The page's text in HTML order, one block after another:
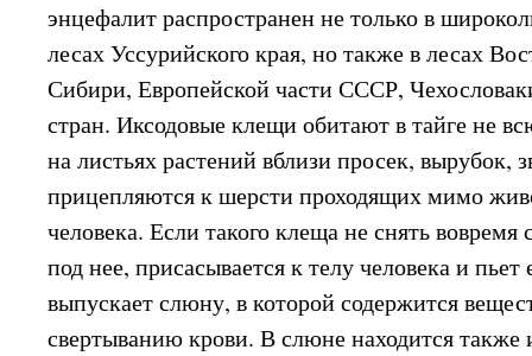
энцефалит распространен не только в
лесах Уссурийского края, но также в лесах
Сибири, Европейской части СССР,
стран. Иксодовые клещи обитают в тайге не
на листьях растений вблизи просек, вырубок,
прицепляются к шерсти проходящих мимо
человека. Если такого клеща не снять вовремя
под нее, присасывается к телу человека и
выпускает слюну, в которой содержится
свертыванию крови. В слюне находится также